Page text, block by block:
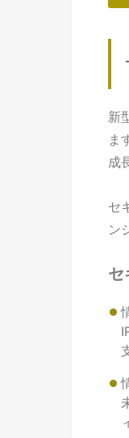
新
ま
成
セ
ン
セ